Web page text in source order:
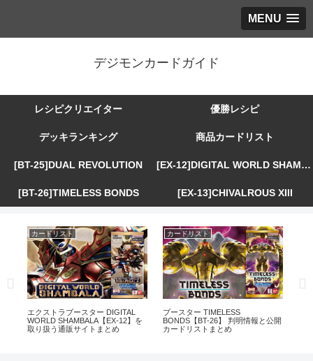
MENU
デジモンカードガイド
レシピクリエイター 優勝レシピ
デッキランキング 商品カードリスト
[BT-25]DUAL REVOLUTION [EX-12]DIGITAL WORLD SHAMBALA
[BT-26]TIMELESS BONDS [EX-13]CHIVALROUS XIII
カードリスト
エクストラブースター DIGITAL
WORLD SHAMBALA【EX-12】を
取り扱う通販サイトまとめ
カードリスト
ブースター TIMELESS
BONDS【BT-26】 判明情報と公開
カードリストまとめ